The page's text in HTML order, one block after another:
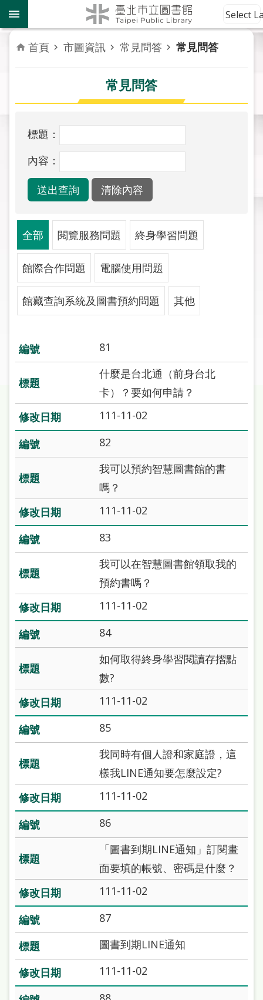
跳到主要內容區塊
到
館
資
訊
者
活
報
導
關
於
市
圖
線
上
見
答
加
入
圖
網
站
導
覽
閱
讀
網
童
版
常
見
答
雙
語
詞
彙
北
通
陳
情
系
統
Select
首頁 市圖資訊 常見問答 常見問答
常見問答
標題：
內容：
全部 閱覽服務問題 終身學習問題
館際合作問題 電腦使用問題
館藏查詢系統及圖書預約問題 其他
81
什麼是台北通（前身台北
卡）？要如何申請？
111-11-02
82
我可以預約智慧圖書館的書
嗎？
111-11-02
83
我可以在智慧圖書館領取我的
預約書嗎？
111-11-02
84
如何取得終身學習閱讀存摺點
數?
111-11-02
85
我同時有個人證和家庭證，這
樣我LINE通知要怎麼設定?
111-11-02
86
「圖書到期LINE通知」訂閱畫
面要填的帳號、密碼是什麼？
111-11-02
87
​圖書到期LINE通知
111-11-02